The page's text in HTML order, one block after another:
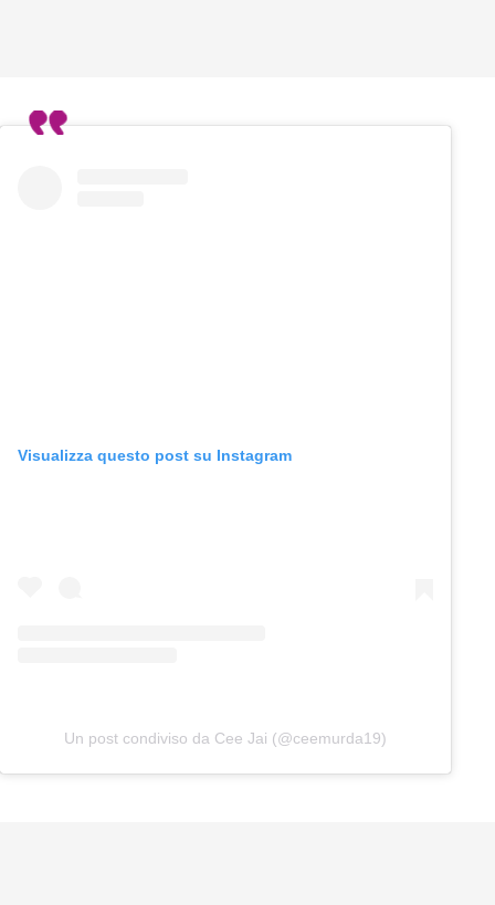
Visualizza questo post su Instagram
Un post condiviso da Cee Jai (@ceemurda19)